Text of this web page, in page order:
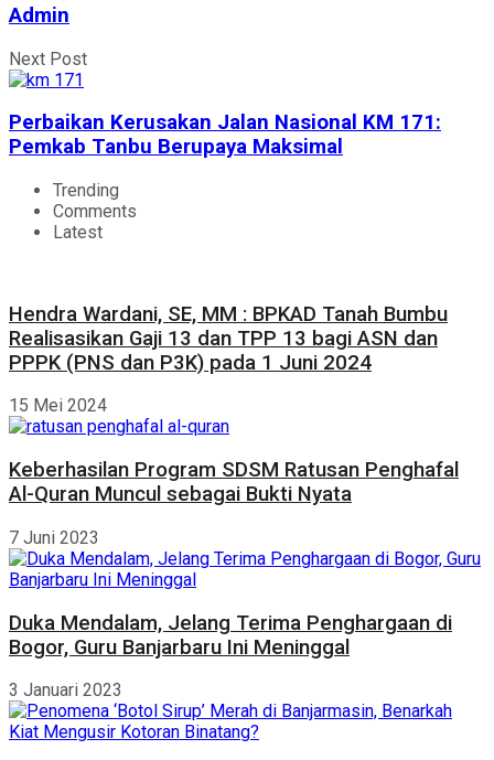
Admin
Next Post
Perbaikan Kerusakan Jalan Nasional KM 171:
Pemkab Tanbu Berupaya Maksimal
Trending
Comments
Latest
Hendra Wardani, SE, MM : BPKAD Tanah Bumbu
Realisasikan Gaji 13 dan TPP 13 bagi ASN dan
PPPK (PNS dan P3K) pada 1 Juni 2024
15 Mei 2024
Keberhasilan Program SDSM Ratusan Penghafal
Al-Quran Muncul sebagai Bukti Nyata
7 Juni 2023
Duka Mendalam, Jelang Terima Penghargaan di
Bogor, Guru Banjarbaru Ini Meninggal
3 Januari 2023